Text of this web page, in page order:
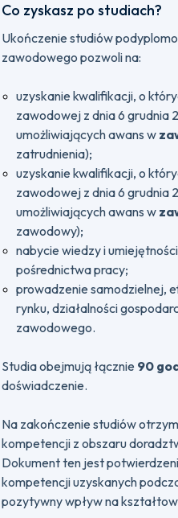
Co zyskasz po studiach?
Ukończenie studiów
zawodowego pozwoli na:
uzyskanie kwalifikacji, o
zawodowej z dnia 6 grudnia
umożliwiających awans w
zatrudnienia);
uzyskanie kwalifikacji, o
zawodowej z dnia 6 grudnia
umożliwiających awans w
zawodowy);
nabycie wiedzy i
pośrednictwa pracy;
prowadzenie samodzielnej,
rynku, działalności
zawodowego.
Studia obejmują łącznie 90
doświadczenie.
Na zakończenie studiów
kompetencji z obszaru
Dokument ten jest
kompetencji uzyskanych
pozytywny wpływ na